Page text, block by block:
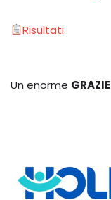
Risultati
Un enorme GRAZIE